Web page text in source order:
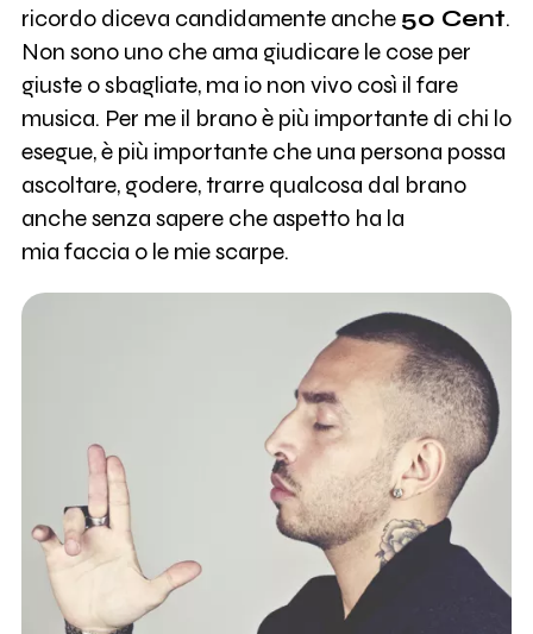
ricordo diceva candidamente anche 50 Cent.
Non sono uno che ama giudicare le cose per
giuste o sbagliate, ma io non vivo così il fare
musica. Per me il brano è più importante di chi lo
esegue, è più importante che una persona possa
ascoltare, godere, trarre qualcosa dal brano
anche senza sapere che aspetto ha la
mia faccia o le mie scarpe.